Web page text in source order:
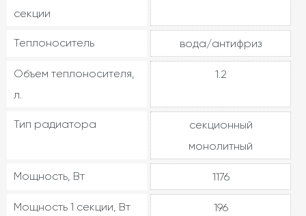
секции
Теплоноситель вода/антифриз
Объем теплоносителя,
л.
1.2
Тип радиатора
секционный
монолитный
Мощность, Вт 1176
Мощность 1 секции, Вт 196